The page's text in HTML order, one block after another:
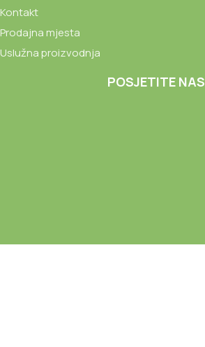
Kontakt
Prodajna mjesta
Uslužna proizvodnja
POSJETITE NAS